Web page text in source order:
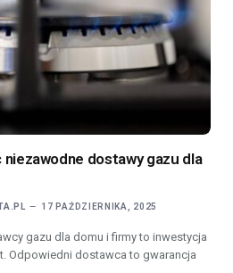
dostawy gazu dla
17 PAŹDZIERNIKA, 2025
gazu dla domu i firmy to inwestycja
Odpowiedni dostawca to gwarancja